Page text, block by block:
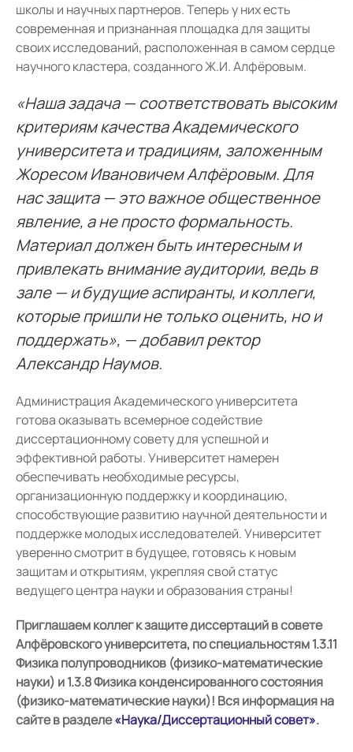
школы и научных партнеров. Теперь у них есть
современная и признанная площадка для защиты
своих исследований, расположенная в самом сердце
научного кластера, созданного Ж.И. Алфёровым.
«Наша задача — соответствовать высоким
критериям качества Академического
университета и традициям, заложенным
Жоресом Ивановичем Алфёровым. Для
нас защита — это важное общественное
явление, а не просто формальность.
Материал должен быть интересным и
привлекать внимание аудитории, ведь в
зале — и будущие аспиранты, и коллеги,
которые пришли не только оценить, но и
поддержать», — добавил ректор
Александр Наумов.
Администрация Академического университета
готова оказывать всемерное содействие
диссертационному совету для успешной и
эффективной работы. Университет намерен
обеспечивать необходимые ресурсы,
организационную поддержку и координацию,
способствующие развитию научной деятельности и
поддержке молодых исследователей. Университет
уверенно смотрит в будущее, готовясь к новым
защитам и открытиям, укрепляя свой статус
ведущего центра науки и образования страны!
Приглашаем коллег к защите диссертаций в совете
Алфёровского университета, по специальностям 1.3.11
Физика полупроводников (физико-математические
науки) и 1.3.8 Физика конденсированного состояния
(физико-математические науки)! Вся информация на
сайте в разделе«Наука/Диссертационный совет».